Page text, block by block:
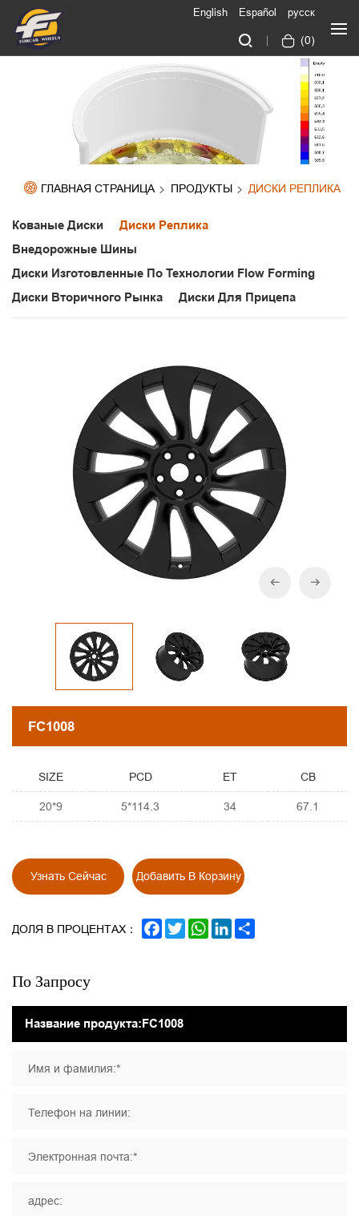
(0)
English Español русск
ГЛАВНАЯ СТРАНИЦА ПРОДУКТЫ ДИСКИ РЕПЛИКА
Кованые Диски
Диски Реплика
Внедорожные Шины
Диски Изготовленные По Технологии Flow Forming
Диски Вторичного Рынка
Диски Для Прицепа
FC1008
SIZE PCD ET
CB
20*9
5*114.3 34 67.1
Узнать Сейчас Добавить В Корзину
ДОЛЯ В ПРОЦЕНТАХ： FACEBOOK
TWITTERWHATSAPP
LINKEDIN
По Запросу
Имя и фамилия:*
Телефон на линии:
Электронная почта:*
адрес: